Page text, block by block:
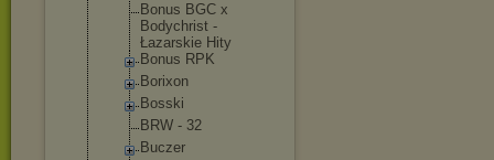
Bonus BGC x
Bodychrist -
Łazarskie Hity
Bonus RPK
Borixon
Bosski
BRW - 32
Buczer